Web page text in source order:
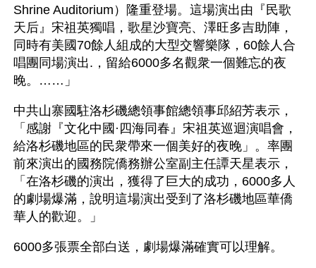
Shrine Auditorium）隆重登場。這場演出由『民歌
天后』宋祖英獨唱，歌星沙寶亮、澤旺多吉助陣，
同時有美國70餘人組成的大型交響樂隊，60餘人合
唱團同場演出.，留給6000多名觀衆一個難忘的夜
晚。……」
中共山寨國駐洛杉磯總領事館總領事邱紹芳表示，
「感謝『文化中國·四海同春』宋祖英巡迴演唱會，
給洛杉磯地區的民衆帶來一個美好的夜晚」。率團
前來演出的國務院僑務辦公室副主任譚天星表示，
「在洛杉磯的演出，獲得了巨大的成功，6000多人
的劇場爆滿，說明這場演出受到了洛杉磯地區華僑
華人的歡迎。」
6000多張票全部白送，劇場爆滿確實可以理解。